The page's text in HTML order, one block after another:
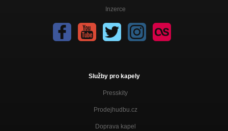
Inzerce
Služby pro kapely
Presskity
Prodejhudbu.cz
Doprava kapel